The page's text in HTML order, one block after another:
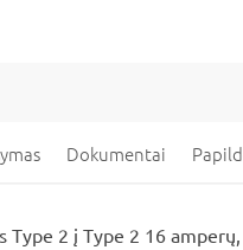
Dokumentai
2 į Type 2 16